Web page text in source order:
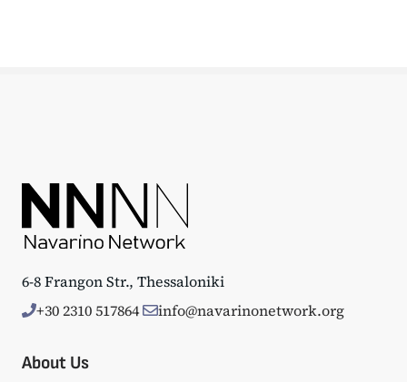
6-8 Frangon Str., Thessaloniki
+30 2310 517864
info@navarinonetwork.org
About Us